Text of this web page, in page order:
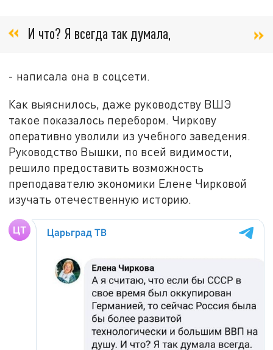
И что? Я всегда так думала,
- написала она в соцсети.
Как выяснилось, даже руководству ВШЭ
такое показалось перебором. Чиркову
оперативно уволили из учебного заведения.
Руководство Вышки, по всей видимости,
решило предоставить возможность
преподавателю экономики Елене Чирковой
изучать отечественную историю.